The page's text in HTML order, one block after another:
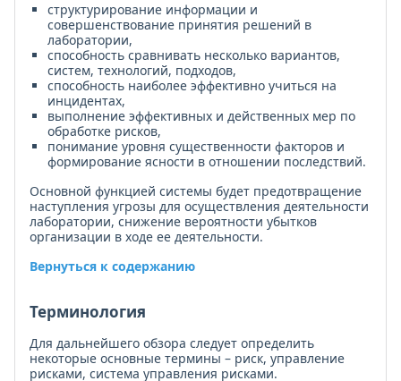
структурирование информации и
совершенствование принятия решений в
лаборатории,
способность сравнивать несколько вариантов,
систем, технологий, подходов,
способность наиболее эффективно учиться на
инцидентах,
выполнение эффективных и действенных мер по
обработке рисков,
понимание уровня существенности факторов и
формирование ясности в отношении последствий.
Основной функцией системы будет предотвращение
наступления угрозы для осуществления деятельности
лаборатории, снижение вероятности убытков
организации в ходе ее деятельности.
Вернуться к содержанию
Терминология
Для дальнейшего обзора следует определить
некоторые основные термины – риск, управление
рисками, система управления рисками.